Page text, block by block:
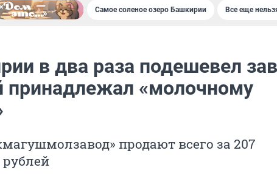
Самое соленое озеро Башкирии Все еще
в два раза подешевел
принадлежал «молочному
продают всего за 207